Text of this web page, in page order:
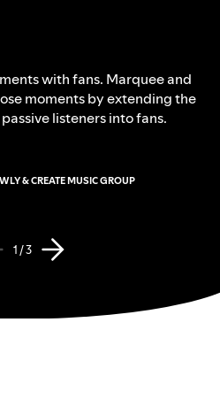
with fans. Marquee and
moments by extending the
listeners into fans.
& CREATE MUSIC GROUP
1 / 3